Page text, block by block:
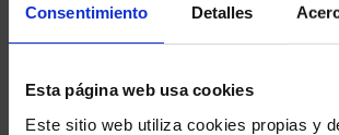
Consentimiento Detalles
Esta página web usa cookies
Este sitio web utiliza cookies propias y